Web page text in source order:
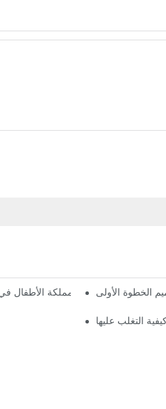
لقد وصلت المملكة العملاقة السحرية! تضم مملكة ووهان مودوتشي للأطفال ثلاثة طوابق من مرافق الترفيه مع أكثر من 60 لعبة مثيرة. ومراحل بناء مملكة الأطفال في ووهان
التغلب عليها